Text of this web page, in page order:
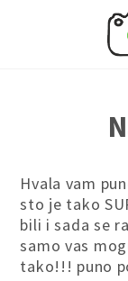
Hvala vam
sto je tako
bili i sada se
samo vas
tako!!! puno